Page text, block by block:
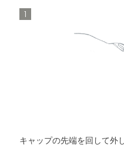
1
キャップの先端を回して外